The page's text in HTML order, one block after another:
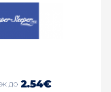
до 2.54€